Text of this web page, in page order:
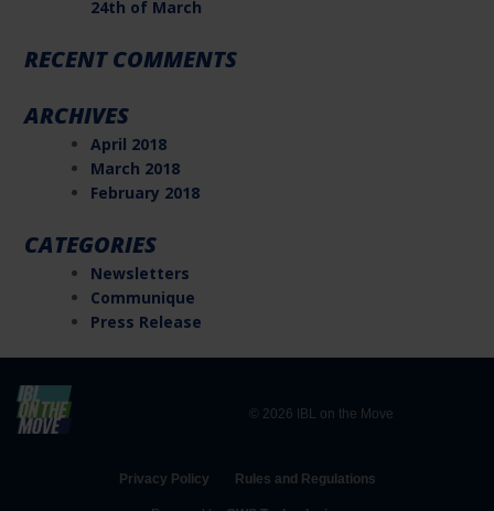
24th of March
RECENT COMMENTS
ARCHIVES
April 2018
March 2018
February 2018
CATEGORIES
Newsletters
Communique
Press Release
© 2026 IBL on the Move
Privacy Policy Rules and Regulations